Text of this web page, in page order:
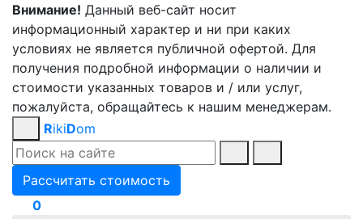
Внимание! Данный веб-сайт носит
информационный характер и ни при каких
условиях не является публичной офертой. Для
получения подробной информации о наличии и
стоимости указанных товаров и / или услуг,
пожалуйста, обращайтесь к нашим менеджерам.
RikiDom
Рассчитать стоимость
0